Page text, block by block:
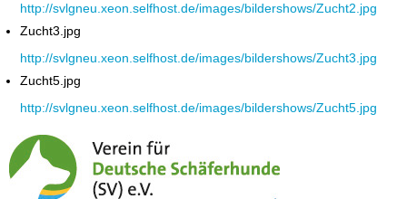
http://svlgneu.xeon.selfhost.de/images/bildershows/Zucht2.jpg
Zucht3.jpg
http://svlgneu.xeon.selfhost.de/images/bildershows/Zucht3.jpg
Zucht5.jpg
http://svlgneu.xeon.selfhost.de/images/bildershows/Zucht5.jpg